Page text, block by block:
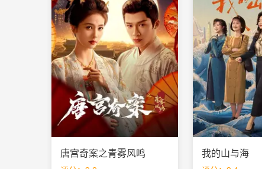
唐宫奇案之青雾风鸣 我的山与海